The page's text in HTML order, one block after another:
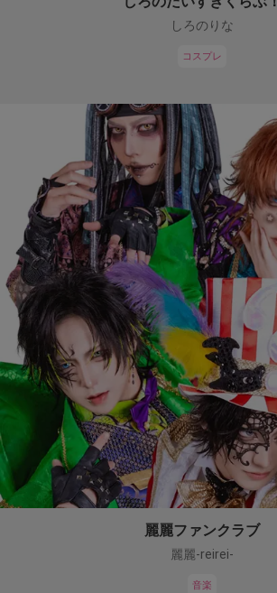
しろのりな
コスプレ
麗麗ファンクラブ
麗麗-reirei-
音楽